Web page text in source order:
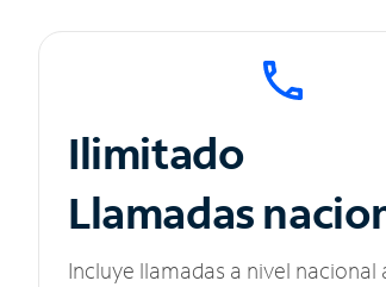
Ilimitado
Llamadas
Incluye llamadas a nivel nacional